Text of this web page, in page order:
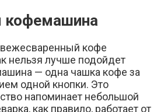
кофемашина
кофе
нельзя лучше подойдет
— одна чашка кофе за
одной кнопки. Это
напоминает небольшой
как правило, работает от